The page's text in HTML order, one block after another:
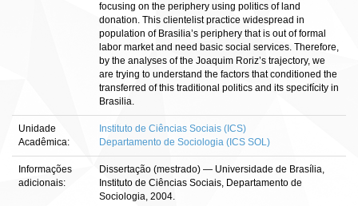
focusing on the periphery using politics of land
donation. This clientelist practice widespread in
population of Brasilia’s periphery that is out of formal
labor market and need basic social services. Therefore,
by the analyses of the Joaquim Roriz’s trajectory, we
are trying to understand the factors that conditioned the
transferred of this traditional politics and its specifícity in
Brasilia.
Unidade
Acadêmica:
Instituto de Ciências Sociais (ICS)
Departamento de Sociologia (ICS SOL)
Informações
adicionais:
Dissertação (mestrado) — Universidade de Brasília,
Instituto de Ciências Sociais, Departamento de
Sociologia, 2004.